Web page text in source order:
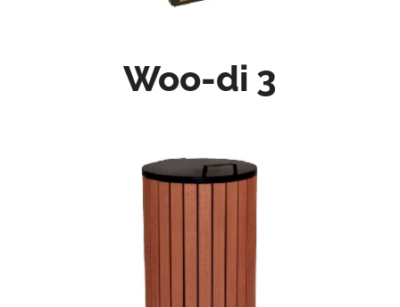
Woo-di 3